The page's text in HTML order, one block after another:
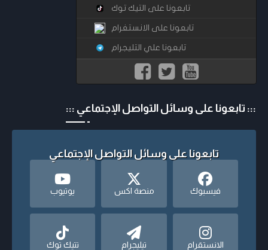
تابعونا على التيك توك
تابعونا على الانستغرام
تابعونا علي التليجرام
::: تابعونا على وسائل التواصل الإجتماعي :::
تابعونا على وسائل التواصل الإجتماعي
فيسبوك منصة اكس يوتيوب
الانستقرام تيليجرام تتيك توك